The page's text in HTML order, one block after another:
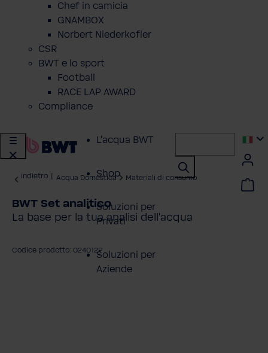
Chef in camicia
GNAMBOX
Norbert Niederkofler
CSR
BWT e lo sport
Football
RACE LAP AWARD
Compliance
L'acqua BWT
Shop
Soluzioni per
Privati
Soluzioni per
Aziende
indietro Acqua Domestica Materiali di consumo
BWT Set analitico
La base per la tua analisi dell’acqua
Codice prodotto: 024012P